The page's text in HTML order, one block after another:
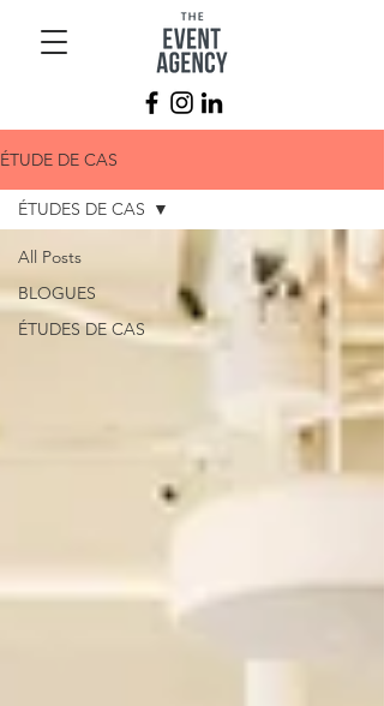
ÉTUDE DE CAS
All Posts
BLOGUES
ÉTUDES DE CAS
ÉTUDES DE CAS